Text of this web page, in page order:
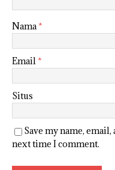
Nama*
Email *
Situs
Save my name,
next time I comment.